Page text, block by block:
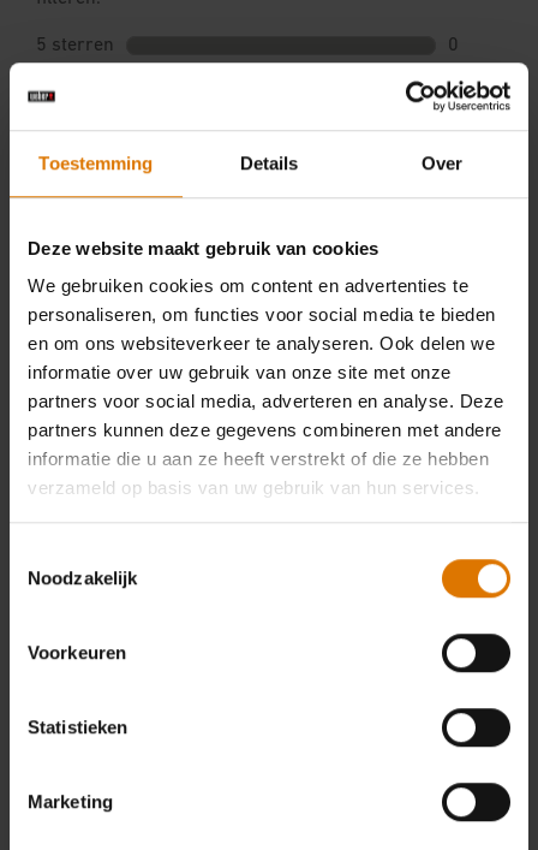
Toestemming Details Over
Deze website maakt gebruik van cookies
We gebruiken cookies om content en advertenties te
personaliseren, om functies voor social media te bieden
en om ons websiteverkeer te analyseren. Ook delen we
informatie over uw gebruik van onze site met onze
partners voor social media, adverteren en analyse. Deze
partners kunnen deze gegevens combineren met andere
informatie die u aan ze heeft verstrekt of die ze hebben
verzameld op basis van uw gebruik van hun services.
Noodzakelijk
Voorkeuren
Statistieken
Marketing